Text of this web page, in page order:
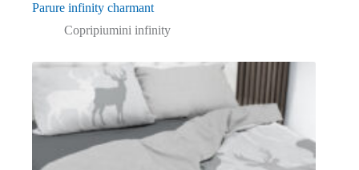
Parure infinity charmant
Copripiumini infinity